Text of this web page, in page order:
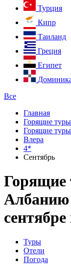
Турция
Кипр
Таиланд
Греция
Египет
Все
Главная
Горящие туры
Горящие
Влера
4*
Сентябрь
Горящие
Туры
Отели
Погода